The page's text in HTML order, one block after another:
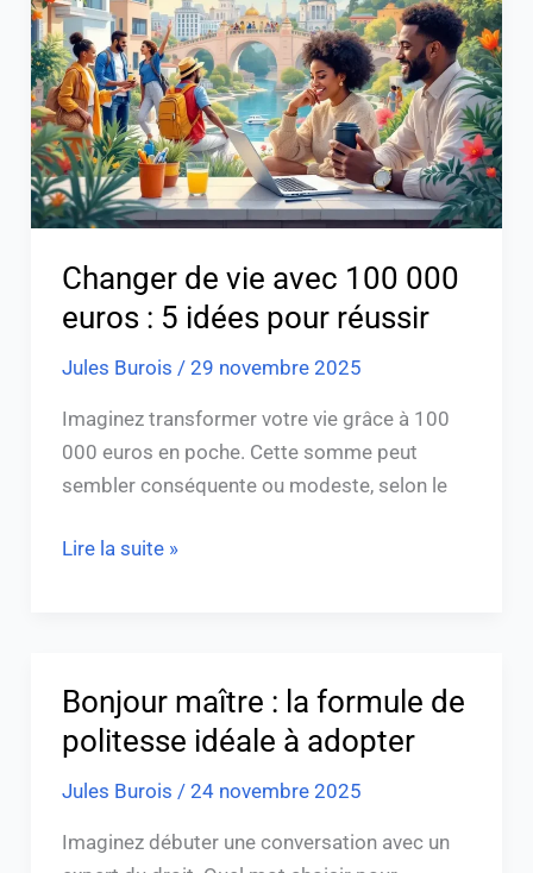
Changer de vie avec 100 000
euros : 5 idées pour réussir
Jules Burois / 29 novembre 2025
Imaginez transformer votre vie grâce à 100
000 euros en poche. Cette somme peut
sembler conséquente ou modeste, selon le
avec
100
000
euros
:
5
idées
réussir
Lire la suite »
Bonjour maître : la formule de
politesse idéale à adopter
Jules Burois / 24 novembre 2025
Imaginez débuter une conversation avec un
Bonjour
maître
:
la
formule